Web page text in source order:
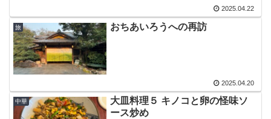
2025.04.22
旅 おちあいろうへの再訪
2025.04.20
中華
大皿料理５ キノコと卵の怪味ソ
ース炒め